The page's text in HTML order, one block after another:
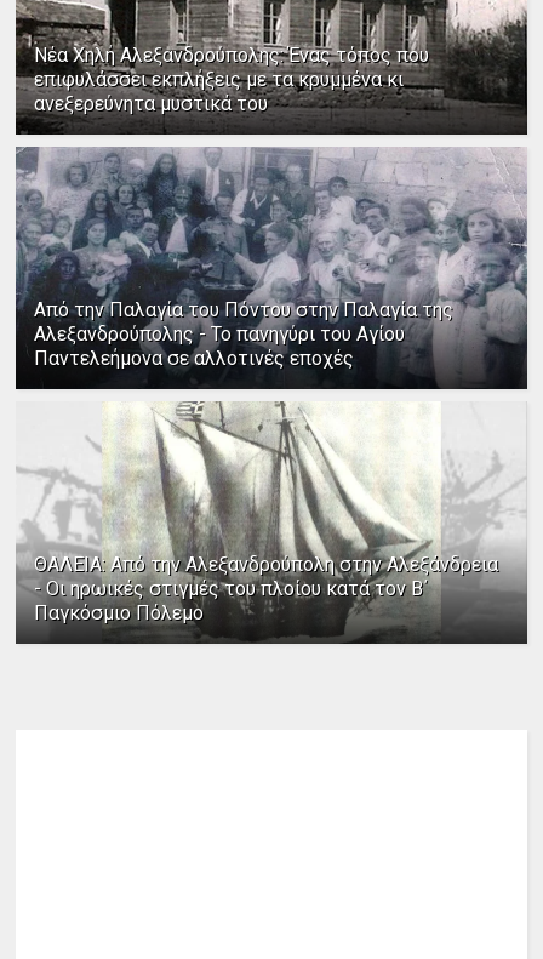
Νέα Χηλή Αλεξανδρούπολης: Ένας τόπος που
επιφυλάσσει εκπλήξεις με τα κρυμμένα κι
ανεξερεύνητα μυστικά του
Από την Παλαγία του Πόντου στην Παλαγία της
Αλεξανδρούπολης - Το πανηγύρι του Αγίου
Παντελεήμονα σε αλλοτινές εποχές
ΘΑΛΕΙΑ: Από την Αλεξανδρούπολη στην Αλεξάνδρεια
- Οι ηρωικές στιγμές του πλοίου κατά τον Β΄
Παγκόσμιο Πόλεμο